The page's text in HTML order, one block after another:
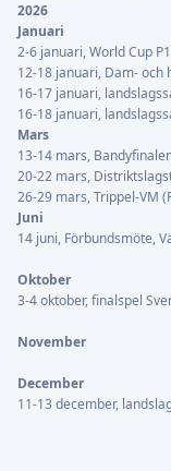
2026
Januari
2-6 januari, World Cup
12-18 januari, Dam- och
16-17 januari,
16-18 januari,
Mars
13-14 mars,
20-22 mars,
26-29 mars, Trippel-VM
Juni
14 juni, Förbundsmöte,
Oktober
3-4 oktober, finalspel
November
December
11-13 december,